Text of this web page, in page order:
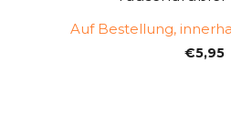
Auf Bestellung,
€5,95